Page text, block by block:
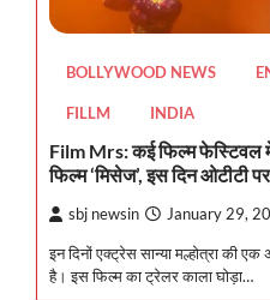
BOLLYWOOD NEWS
FILLM INDIA
Film Mrs: कई फिल्म फेस्टिवल में
फिल्म ‘मिसेज’, इस दिन ओटीटी पर
sbj newsin January 29,
इन दिनों एक्ट्रेस सान्या मल्होत्रा की
है। इस फिल्म का ट्रेलर काला घोड़ा…